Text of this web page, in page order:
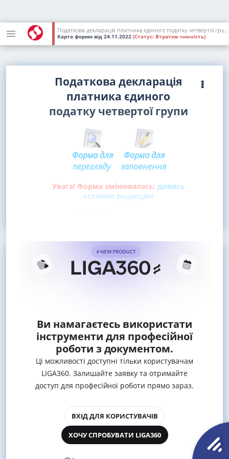
Податкова декларація платника єдиного податку четвертої групи [2023 р. - 2024 р.]
Карта форми від 24.11.2022 (Статус: Втратив чинність)
Податкова декларація
платника єдиного
податку четвертої групи
Форма для
перегляду
Форма для
заповнення
Увага! Форма змінювалась: дивись
останню редакцію!
Ви намагаєтесь використати
інструменти для професійної
роботи з документом.
Ці можливості доступні тільки користувачам
LIGA360. Залишайте заявку та отримайте
доступ для професійної роботи прямо зараз.
ВХІД ДЛЯ КОРИСТУВАЧІВ
ХОЧУ СПРОБУВАТИ LIGA360